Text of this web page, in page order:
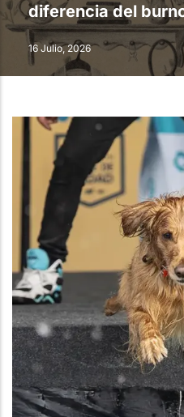
diferencia del
16 Julio, 2026